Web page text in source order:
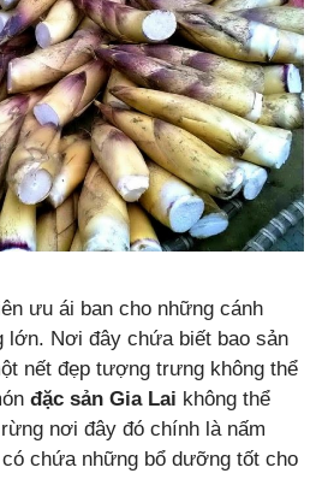
ưu ái ban cho những cánh
lớn. Nơi đây chứa biết bao sản
nết đẹp tượng trưng không thể
đặc sản Gia Lai không thể
nơi đây đó chính là nấm
chứa những bổ dưỡng tốt cho